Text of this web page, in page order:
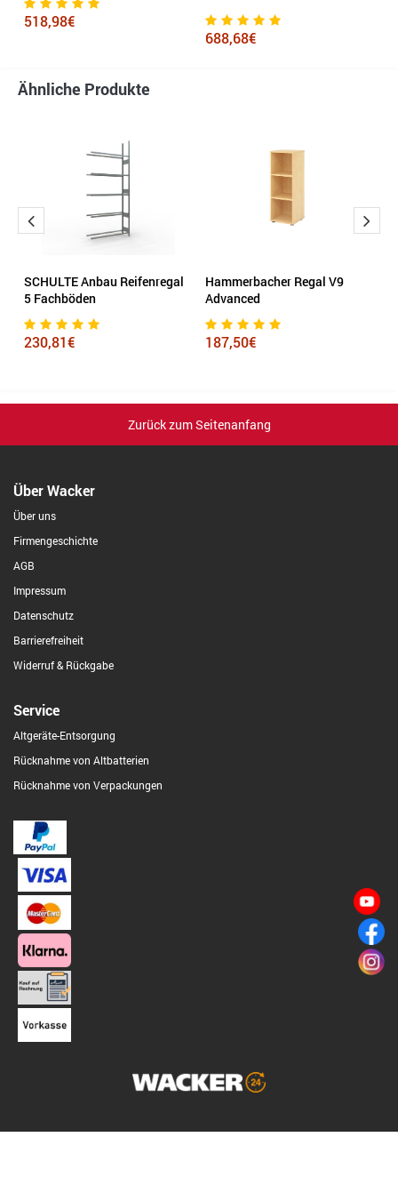
518,98€
688,68€
Ähnliche Produkte
SCHULTE Anbau Reifenregal
5 Fachböden
230,81€
Hammerbacher Regal V9
Advanced
187,50€
Zurück zum Seitenanfang
Über Wacker
Über uns
Firmengeschichte
AGB
Impressum
Datenschutz
Barrierefreiheit
Widerruf & Rückgabe
Service
Altgeräte-Entsorgung
Rücknahme von Altbatterien
Rücknahme von Verpackungen